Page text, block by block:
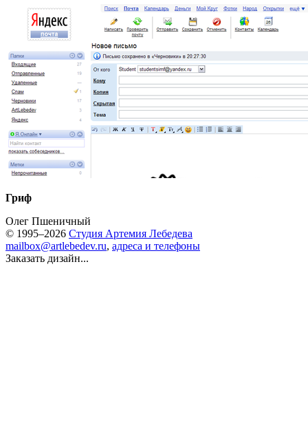
Гриф
Олег Пшеничный
© 1995–2026 Студия Артемия Лебедева
mailbox@artlebedev.ru, адреса и телефоны
Заказать дизайн...